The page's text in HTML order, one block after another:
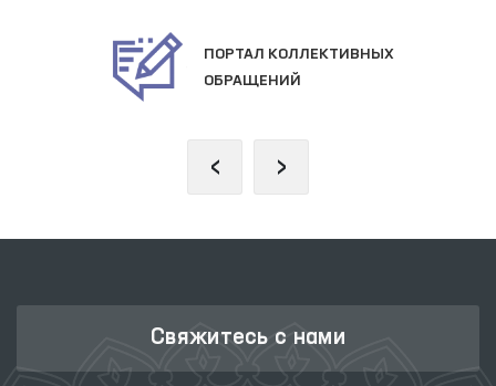
ОФИЦИАЛЬНЫЙ
‹ ›
Свяжитесь с нами